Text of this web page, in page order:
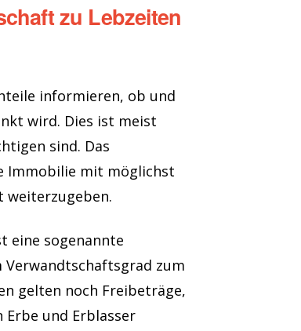
zu Lebzeiten
informieren, ob und
wird. Dies ist meist
sind. Das
Immobilie mit möglichst
weiterzugeben.
eine sogenannte
Verwandtschaftsgrad zum
gelten noch Freibeträge,
und Erblasser